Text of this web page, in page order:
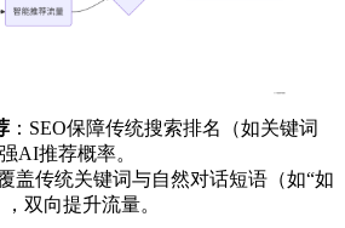
：SEO保障传统搜索排名（如关键词
AI推荐概率。
盖传统关键词与自然对话短语（如“如
双向提升流量。